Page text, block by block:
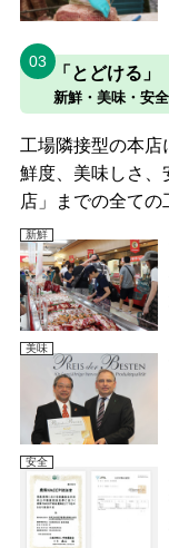
03
「とどける」
新鮮・美味・安全
工場隣接型の本店
鮮度、美味しさ、
店」までの全ての
新鮮
美味
安全